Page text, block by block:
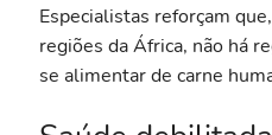
Especialistas reforçam
regiões da África, não há
se alimentar de carne